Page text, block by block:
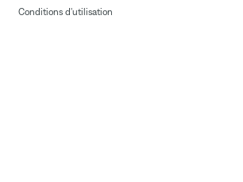
Conditions d'utilisation